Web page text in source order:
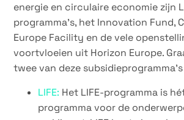
energie en circulaire economie zijn
programma’s, het Innovation Fund,
Europe Facility en de vele
voortvloeien uit Horizon Europe.
twee van deze
LIFE: Het LIFE-programma is
programma voor de